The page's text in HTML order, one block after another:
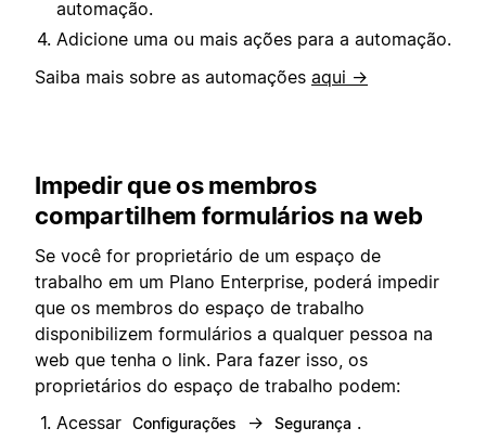
automação.
Adicione uma ou mais ações para a automação.
Saiba mais sobre as automações aqui →
Impedir que os membros
compartilhem formulários na web
Se você for proprietário de um espaço de
trabalho em um Plano Enterprise, poderá impedir
que os membros do espaço de trabalho
disponibilizem formulários a qualquer pessoa na
web que tenha o link. Para fazer isso, os
proprietários do espaço de trabalho podem:
Acessar Configurações → Segurança .